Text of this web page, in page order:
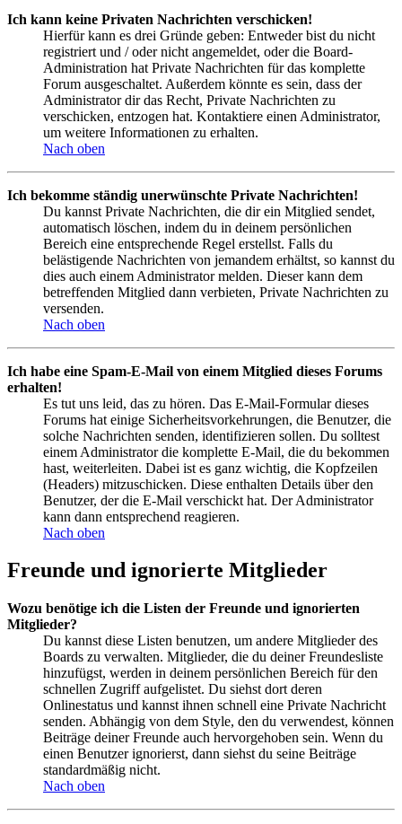
Ich kann keine Privaten Nachrichten verschicken!
Hierfür kann es drei Gründe geben: Entweder bist du nicht
registriert und / oder nicht angemeldet, oder die Board-
Administration hat Private Nachrichten für das komplette
Forum ausgeschaltet. Außerdem könnte es sein, dass der
Administrator dir das Recht, Private Nachrichten zu
verschicken, entzogen hat. Kontaktiere einen Administrator,
um weitere Informationen zu erhalten.
Nach oben
Ich bekomme ständig unerwünschte Private Nachrichten!
Du kannst Private Nachrichten, die dir ein Mitglied sendet,
automatisch löschen, indem du in deinem persönlichen
Bereich eine entsprechende Regel erstellst. Falls du
belästigende Nachrichten von jemandem erhältst, so kannst du
dies auch einem Administrator melden. Dieser kann dem
betreffenden Mitglied dann verbieten, Private Nachrichten zu
versenden.
Nach oben
Ich habe eine Spam-E-Mail von einem Mitglied dieses Forums
erhalten!
Es tut uns leid, das zu hören. Das E-Mail-Formular dieses
Forums hat einige Sicherheitsvorkehrungen, die Benutzer, die
solche Nachrichten senden, identifizieren sollen. Du solltest
einem Administrator die komplette E-Mail, die du bekommen
hast, weiterleiten. Dabei ist es ganz wichtig, die Kopfzeilen
(Headers) mitzuschicken. Diese enthalten Details über den
Benutzer, der die E-Mail verschickt hat. Der Administrator
kann dann entsprechend reagieren.
Nach oben
Freunde und ignorierte Mitglieder
Wozu benötige ich die Listen der Freunde und ignorierten
Mitglieder?
Du kannst diese Listen benutzen, um andere Mitglieder des
Boards zu verwalten. Mitglieder, die du deiner Freundesliste
hinzufügst, werden in deinem persönlichen Bereich für den
schnellen Zugriff aufgelistet. Du siehst dort deren
Onlinestatus und kannst ihnen schnell eine Private Nachricht
senden. Abhängig von dem Style, den du verwendest, können
Beiträge deiner Freunde auch hervorgehoben sein. Wenn du
einen Benutzer ignorierst, dann siehst du seine Beiträge
standardmäßig nicht.
Nach oben